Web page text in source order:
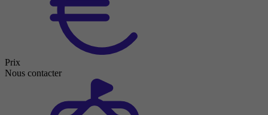
Prix
Nous contacter